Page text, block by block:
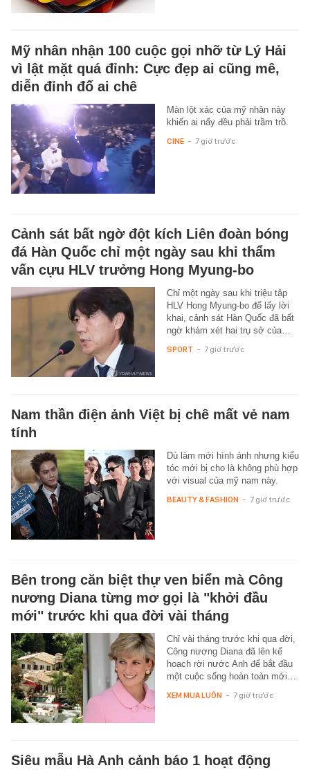
Mỹ nhân nhận 100 cuộc gọi nhỡ từ Lý Hải
vì lật mặt quá đỉnh: Cực đẹp ai cũng mê,
diễn đỉnh đố ai chê
Màn lột xác của mỹ nhân này
khiến ai nấy đều phải trầm trồ.
CINE - 7 giờ trước
Cảnh sát bất ngờ đột kích Liên đoàn bóng
đá Hàn Quốc chỉ một ngày sau khi thẩm
vấn cựu HLV trưởng Hong Myung-bo
Chỉ một ngày sau khi triệu tập
HLV Hong Myung-bo để lấy lời
khai, cảnh sát Hàn Quốc đã bất
ngờ khám xét hai trụ sở của…
SPORT - 7 giờ trước
Nam thần điện ảnh Việt bị chê mất vẻ nam
tính
Dù làm mới hình ảnh nhưng kiểu
tóc mới bị cho là không phù hợp
với visual của mỹ nam này.
BEAUTY & FASHION - 7 giờ trước
Bên trong căn biệt thự ven biển mà Công
nương Diana từng mơ gọi là "khởi đầu
mới" trước khi qua đời vài tháng
Chỉ vài tháng trước khi qua đời,
Công nương Diana đã lên kế
hoạch rời nước Anh để bắt đầu
một cuộc sống hoàn toàn mới…
XEM MUA LUÔN - 7 giờ trước
Siêu mẫu Hà Anh cảnh báo 1 hoạt động